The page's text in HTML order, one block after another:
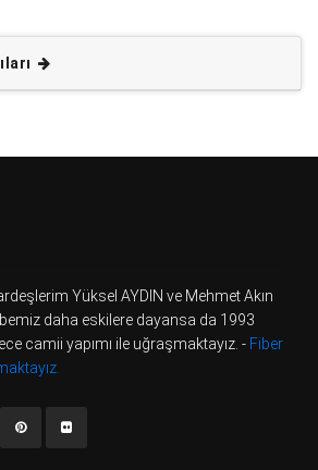
Yüksel AYDIN ve Mehmet Akın
daha eskilere dayansa da 1993
camii yapımı ile uğraşmaktayız. - Fiber